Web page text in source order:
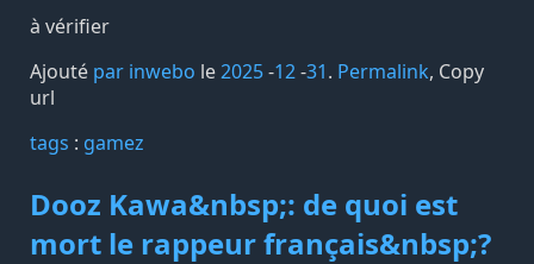
à vérifier
Ajouté par inwebo le2025-12-31. Permalink, Copy
url
tags️ : gamez
Dooz Kawa&nbsp;: de quoi est
mort le rappeur français&nbsp;?